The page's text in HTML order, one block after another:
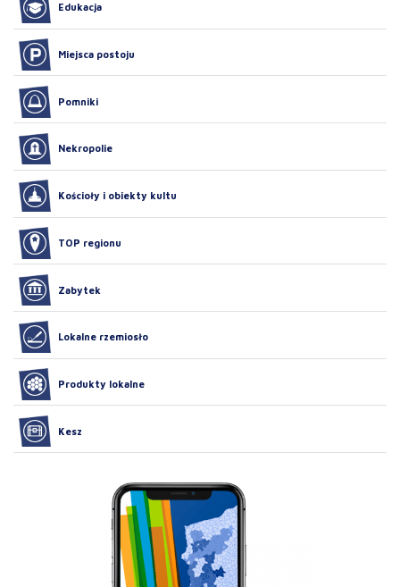
Edukacja
Miejsca postoju
Pomniki
Nekropolie
Kościoły i obiekty kultu
TOP regionu
Zabytek
Lokalne rzemiosło
Produkty lokalne
Kesz